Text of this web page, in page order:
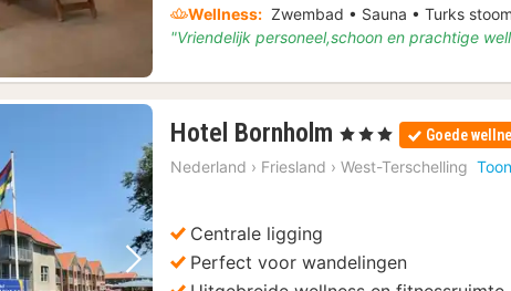
Wellness: Zwembad • Sauna • Turks
"Vriendelijk personeel,schoon en prachtige
Volgende foto
Hotel Bornholm 1
nacht
vanaf
, 3 Sterren Goede
Nederland › Friesland › West-Terschelling
Centrale ligging
Perfect voor wandelingen